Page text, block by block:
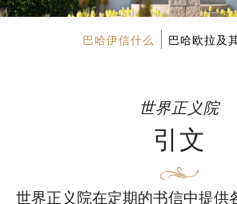
巴哈伊信什么 巴哈欧拉及
世界正义院
引文
世界正义院在定期的书信中提供